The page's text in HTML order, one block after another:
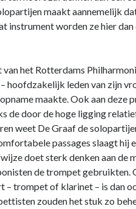
maakt aannemelijk
instrument worden ze hier
het Rotterdams
hoofdzakelijk leden van zijn
maakte. Ook aan deze
de door de hoge ligging
weet De Graaf de
passages slaagt hij
doet sterk denken aan de
de trompet gebruikten.
– trompet of klarinet – is dan
zouden het stuk zo